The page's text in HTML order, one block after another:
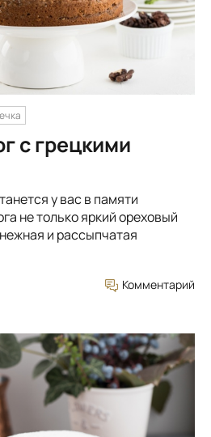
с грецкими
у вас в памяти
не только яркий ореховый
и рассыпчатая
Комментарий